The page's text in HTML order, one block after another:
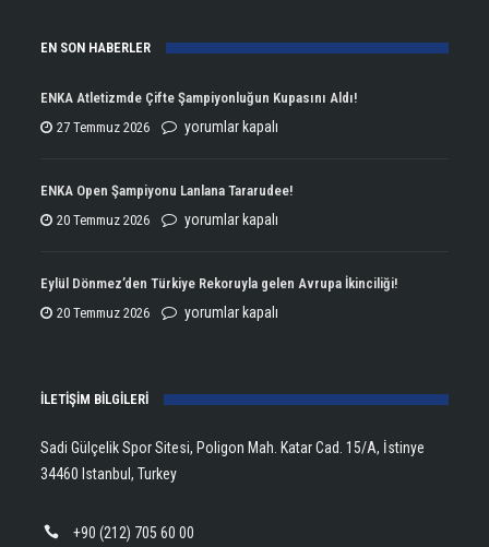
EN SON HABERLER
ENKA Atletizmde Çifte Şampiyonluğun Kupasını Aldı!
27 Temmuz 2026
ENKA
Çifte
Şampiyonluğun
Aldı!
yorumlar kapalı
ENKA Open Şampiyonu Lanlana Tararudee!
20 Temmuz 2026
ENKA
Şampiyonu
Lanlana
yorumlar kapalı
Eylül Dönmez’den Türkiye Rekoruyla gelen Avrupa İkinciliği!
20 Temmuz 2026
Eylül
Rekoruyla
Avrupa
yorumlar kapalı
İLETİŞİM BİLGİLERİ
Sadi Gülçelik Spor Sitesi, Poligon Mah. Katar Cad. 15/A, İstinye
34460 Istanbul, Turkey
+90 (212) 705 60 00